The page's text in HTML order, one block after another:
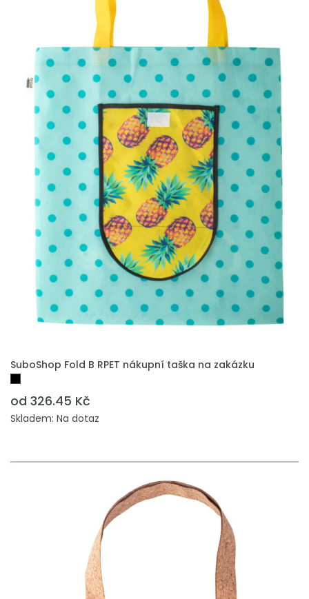
PŘIDAT DO POPTÁVKY
SuboShop Fold B RPET nákupní taška na zakázku
od 326.45 Kč
Skladem: Na dotaz